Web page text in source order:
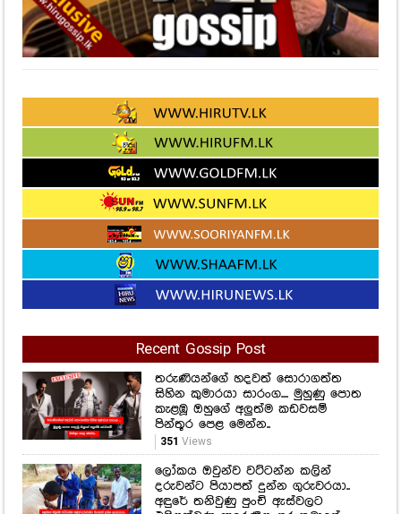
Recent Gossip Post
තරුණියන්ගේ හදවත් සොරාගත්ත
සිහින කුමාරයා සාරංග.... මුහුණු පොත
කැළඹූ ඔහුගේ අලුත්ම කඩවසම්
පින්තූර පෙළ මෙන්න..
351 Views
ලෝකය ඔවුන්ව වට්ටන්න කලින්
දරුවන්ට පියාපත් දුන්න ගුරුවරයා..
අඳුරේ තනිවුණු පුංචි ඇස්වලට